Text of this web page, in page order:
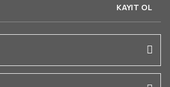
KAYIT OL